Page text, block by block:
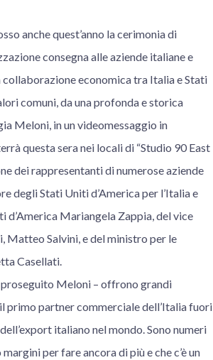
anche quest’anno la cerimonia di
consegna alle aziende italiane e
economica tra Italia e Stati
comuni, da una profonda e storica
Meloni, in un videomessaggio in
questa sera nei locali di “Studio 90 East
dei rappresentanti di numerose aziende
degli Stati Uniti d’America per l’Italia e
d’America Mariangela Zappia, del vice
Salvini, e del ministro per le
Casellati.
proseguito Meloni – offrono grandi
primo partner commerciale dell’Italia fuori
italiano nel mondo. Sono numeri
per fare ancora di più e che c’è un